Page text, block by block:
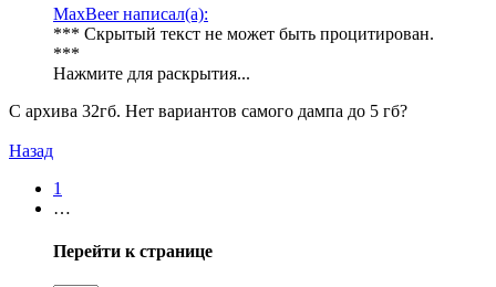
MaxBeer написал(а):
*** Скрытый текст не может быть процитирован.
***
Нажмите для раскрытия...
С архива 32гб. Нет вариантов самого дампа до 5 гб?
Назад
1
…
Перейти к странице